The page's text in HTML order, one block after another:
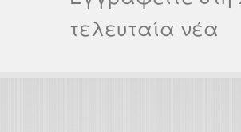
τελευταία νέα